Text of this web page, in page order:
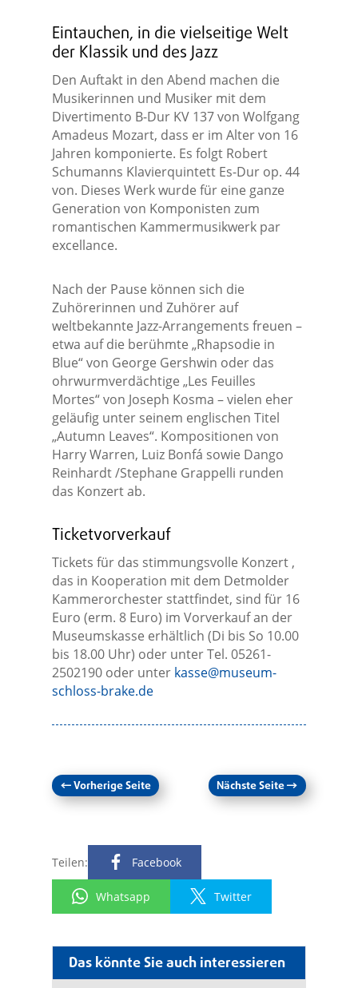
Das könnte Sie auch interessieren
Eintauchen, in die vielseitige Welt
der Klassik und des Jazz
Den Auftakt in den Abend machen die
Musikerinnen und Musiker mit dem
Divertimento B-Dur KV 137 von Wolfgang
Amadeus Mozart, dass er im Alter von 16
Jahren komponierte. Es folgt Robert
Schumanns Klavierquintett Es-Dur op. 44
von. Dieses Werk wurde für eine ganze
Generation von Komponisten zum
romantischen Kammermusikwerk par
excellance.
Nach der Pause können sich die
Zuhörerinnen und Zuhörer auf
weltbekannte Jazz-Arrangements freuen –
etwa auf die berühmte „Rhapsodie in
Blue“ von George Gershwin oder das
ohrwurmverdächtige „Les Feuilles
Mortes“ von Joseph Kosma – vielen eher
geläufig unter seinem englischen Titel
„Autumn Leaves“. Kompositionen von
Harry Warren, Luiz Bonfá sowie Dango
Reinhardt /Stephane Grappelli runden
das Konzert ab.
Ticketvorverkauf
Tickets für das stimmungsvolle Konzert ,
das in Kooperation mit dem Detmolder
Kammerorchester stattfindet, sind für 16
Euro (erm. 8 Euro) im Vorverkauf an der
Museumskasse erhältlich (Di bis So 10.00
bis 18.00 Uhr) oder unter Tel. 05261-
2502190 oder unter kasse@museum-
schloss-brake.de
←Vorherige Seite Nächste Seite→
Teilen: Facebook
Whatsapp Twitter